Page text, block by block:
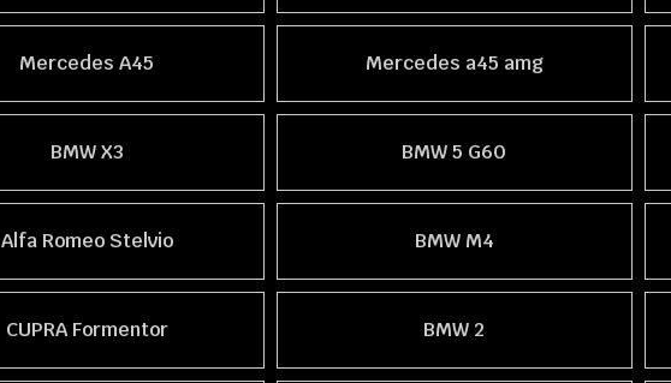
Mercedes A45 Mercedes a45 amg
BMW X3 BMW 5 G60
Alfa Romeo Stelvio BMW M4
CUPRA Formentor BMW 2